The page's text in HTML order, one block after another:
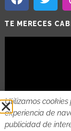
TE MERECES
Utilizamos
experiencia de
publicidad de